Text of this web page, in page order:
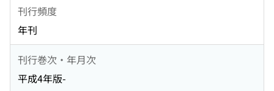
刊行頻度
年刊
刊行巻次・年月次
平成4年版-